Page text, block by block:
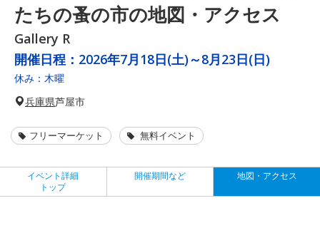
たちの蚤の市の地図・アクセス
Gallery R
開催日程： 2026年7月18日(土)～8月23日(日)
休み：木曜
兵庫県芦屋市
フリーマーケット 無料イベント
イベント詳細
トップ
開催期間など 地図・アクセス